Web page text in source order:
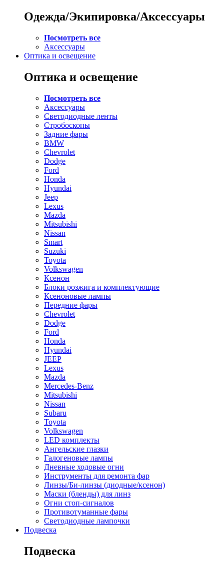
Одежда/Экипировка/Аксессуары
Посмотреть все
Аксессуары
Оптика и освещение
Оптика и освещение
Посмотреть все
Аксессуары
Светодиодные ленты
Стробоскопы
Задние фары
BMW
Chevrolet
Dodge
Ford
Honda
Hyundai
Jeep
Lexus
Mazda
Mitsubishi
Nissan
Smart
Suzuki
Toyota
Volkswagen
Ксенон
Блоки розжига и комплектующие
Ксеноновые лампы
Передние фары
Chevrolet
Dodge
Ford
Honda
Hyundai
JEEP
Lexus
Mazda
Mercedes-Benz
Mitsubishi
Nissan
Subaru
Toyota
Volkswagen
LED комплекты
Ангельские глазки
Галогеновые лампы
Дневные ходовые огни
Инструменты для ремонта фар
Линзы/Би-линзы (диодные/ксенон)
Маски (бленды) для линз
Огни стоп-сигналов
Противотуманные фары
Светодиодные лампочки
Подвеска
Подвеска